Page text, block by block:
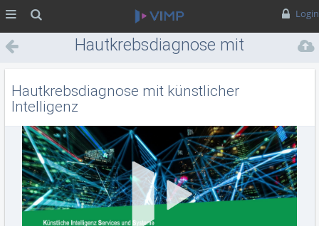
Login
Hautkrebsdiagnose mit
künstlicher Intelligenz
Hautkrebsdiagnose mit künstlicher
Intelligenz